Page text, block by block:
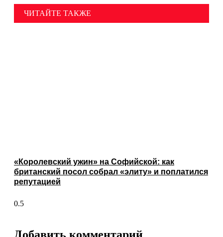
ЧИТАЙТЕ ТАКЖЕ
«Королевский ужин» на Софийской: как
британский посол собрал «элиту» и поплатился
репутацией